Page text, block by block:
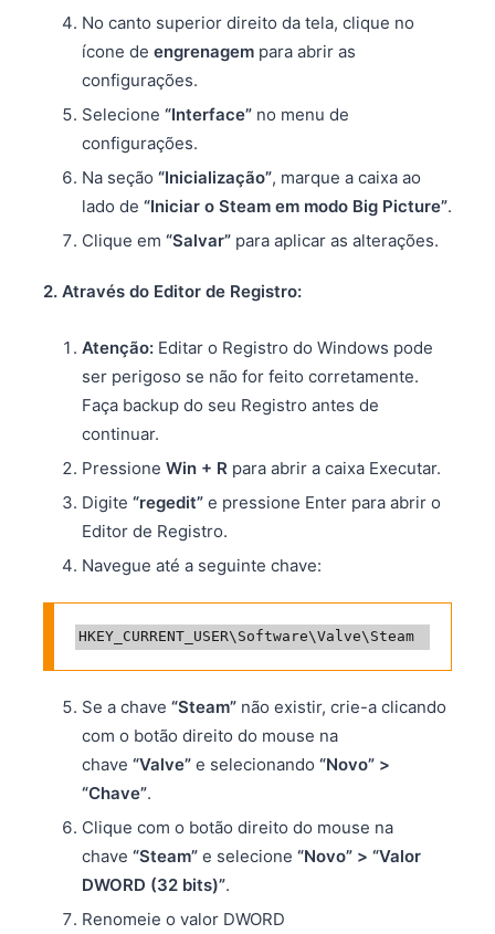
No canto superior direito da tela, clique no
ícone de engrenagem para abrir as
configurações.
Selecione “Interface” no menu de
configurações.
Na seção “Inicialização”, marque a caixa ao
lado de “Iniciar o Steam em modo Big Picture”.
Clique em “Salvar” para aplicar as alterações.
2. Através do Editor de Registro:
Atenção: Editar o Registro do Windows pode
ser perigoso se não for feito corretamente.
Faça backup do seu Registro antes de
continuar.
Pressione Win + R para abrir a caixa Executar.
Digite “regedit” e pressione Enter para abrir o
Editor de Registro.
Navegue até a seguinte chave:
HKEY_CURRENT_USER\Software\Valve\Steam
Se a chave “Steam” não existir, crie-a clicando
com o botão direito do mouse na
chave “Valve” e selecionando “Novo” >
“Chave”.
Clique com o botão direito do mouse na
chave “Steam” e selecione “Novo” > “Valor
DWORD (32 bits)”.
Renomeie o valor DWORD